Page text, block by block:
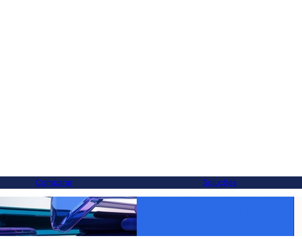
Comparar
Finalmente, uma alternativa melhor ao
Weglot — E você pode trocar em 5 minutos
Soluções